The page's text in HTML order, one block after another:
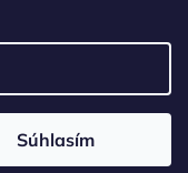
Súhlasím
vyhradené.Upraviť